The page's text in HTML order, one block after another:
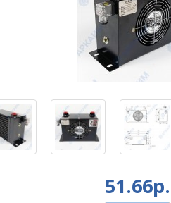
51.66р.